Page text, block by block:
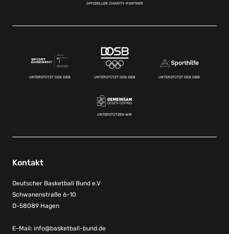
OFFIZIELLER CHARITY-PARTNER
UNTERSTÜTZT DEN DBB UNTERSTÜTZT DEN DBB UNTERSTÜTZT DEN DBB
UNTERSTÜTZEN WIR
Kontakt
Deutscher Basketball Bund e.V
Schwanenstraße 6-10
D-58089 Hagen
E-Mail: info@basketball-bund.de